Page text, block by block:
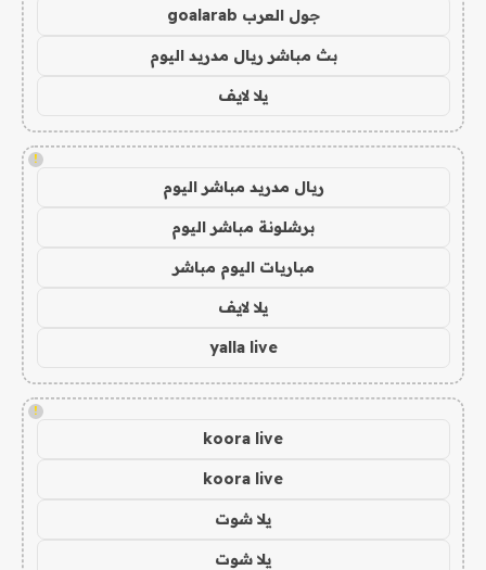
جول العرب goalarab
بث مباشر ريال مدريد اليوم
يلا لايف
!
ريال مدريد مباشر اليوم
برشلونة مباشر اليوم
مباريات اليوم مباشر
يلا لايف
yalla live
!
koora live
koora live
يلا شوت
يلا شوت